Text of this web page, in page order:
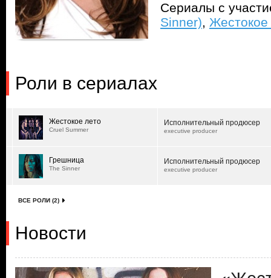
Сериалы с
Sinner), Жестокое
Роли в сериалах
Жестокое лето
Cruel Summer
Исполнительный продюсер
executive producer
Грешница
The Sinner
Исполнительный продюсер
executive producer
ВСЕ РОЛИ (2)
Новости